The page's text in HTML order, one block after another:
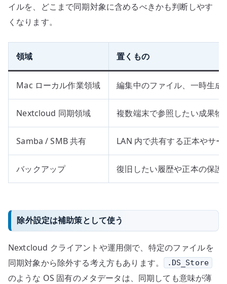
イルを、どこまで同期対象に含めるべきかも判断しやす
くなります。
領域 置くもの
Mac ローカル作業領域 編集中のファイル、一時生
Nextcloud 同期領域 複数端末で参照したい成果物
Samba / SMB 共有 LAN 内で共有する正本やサ
バックアップ 復旧したい履歴や正本の保護
除外設定は補助策として使う
Nextcloud クライアントや運用側で、特定のファイルを
同期対象から除外する考え方もあります。
.DS_Store
のような OS 固有のメタデータは、同期しても意味が薄